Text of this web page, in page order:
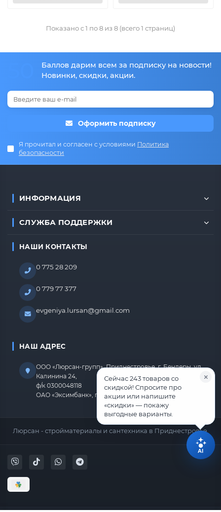
Показано с 1 по 8 из 8 (всего 1 страниц)
Баллов дарим всем за подписку на новости!
Новинки, скидки, акции.
Оформить подписку
Я прочитал и согласен с условиями Политика
безопасности
ИНФОРМАЦИЯ
СЛУЖБА ПОДДЕРЖКИ
НАШИ КОНТАКТЫ
0 775 28 209
0 779 77 377
evgeniya.lursan@gmail.com
НАШ АДРЕС
ООО «Люрсан-групп», Приднестровье, г. Бендеры, ул.
Калинина 24,
ф/к 0300048118
ОАО «Эксимбанк», г.Бендеры, р/с 2212670000000818
Люрсан - стройматериалы и сантехника в Приднестровье.
Сейчас 243 товаров со
скидкой! Спросите про
акции или напишите
«скидки» — покажу
выгодные варианты.
AI